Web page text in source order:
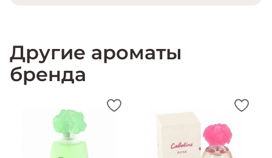
Другие ароматы
бренда